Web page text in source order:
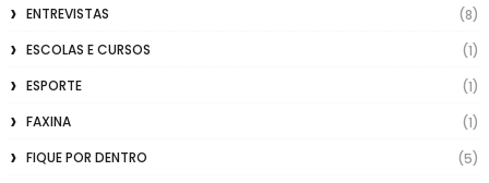
ENTREVISTAS
(8)
ESCOLAS E CURSOS
(1)
ESPORTE
(1)
FAXINA
(1)
FIQUE POR DENTRO
(5)